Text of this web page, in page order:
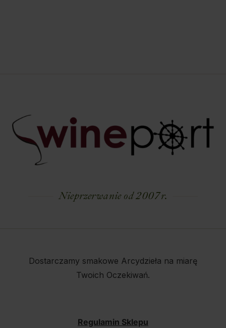
Nieprzerwanie od 2007 r.
Dostarczamy smakowe Arcydzieła na miarę
Twoich Oczekiwań.
Regulamin Sklepu